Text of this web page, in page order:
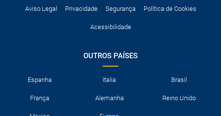
Aviso Legal Privacidade Segurança Política de Cookies
Acessibilidade
OUTROS PAÍSES
Espanha Italia Brasil
França Alemanha Reino Unido